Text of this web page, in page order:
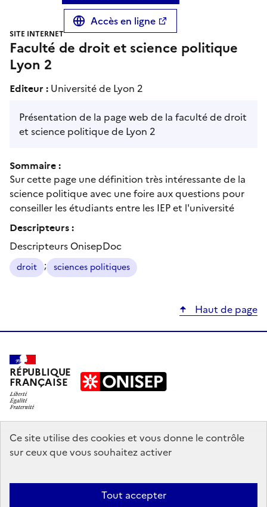
Ce site utilise des cookies et vous donne le contrôle
sur ceux que vous souhaitez activer
Tout accepter
Accès en ligne
SITE INTERNET
Faculté de droit et science politique
Lyon 2
Editeur : Université de Lyon 2
Présentation de la page web de la faculté de droit
et science politique de Lyon 2
Sommaire :
Sur cette page une définition très intéressante de la
science politique avec une foire aux questions pour
conseiller les étudiants entre les IEP et l'université
Descripteurs :
Descripteurs OnisepDoc
droit ; sciences politiques
Haut de page
RÉPUBLIQUE
FRANÇAISE
education.gouv.fr
enseignementsup-recherche.gouv.fr